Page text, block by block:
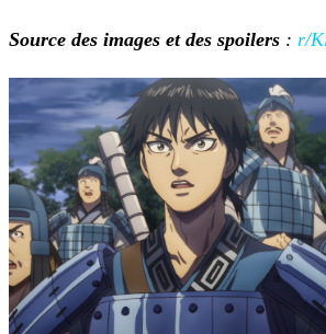
Source des images et des spoilers : r/